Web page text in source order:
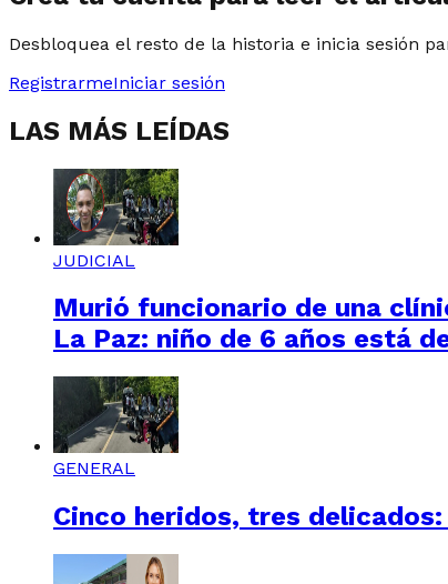
Desbloquea el resto de la historia e inicia sesión
RegistrarmeIniciar sesión
LAS MÁS LEÍDAS
JUDICIAL
Murió funcionario de una
La Paz: niño de 6 años está
GENERAL
Cinco heridos, tres